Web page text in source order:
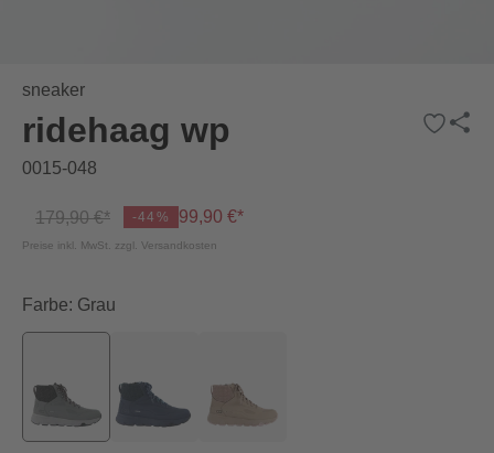
sneaker
ridehaag wp
0015-048
99,90 €*
179,90 €* -44%
Preise inkl. MwSt. zzgl. Versandkosten
Farbe: Grau